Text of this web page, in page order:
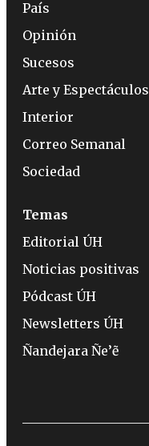
País
Opinión
Sucesos
Arte y Espectáculos
Interior
Correo Semanal
Sociedad
Temas
Editorial ÚH
Noticias positivas
Pódcast ÚH
Newsletters ÚH
Ñandejara Ñe’ẽ